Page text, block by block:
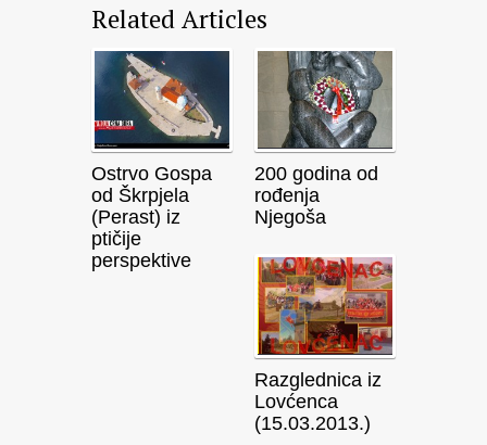
Related Articles
Ostrvo Gospa
od Škrpjela
(Perast) iz
ptičije
perspektive
200 godina od
rođenja
Njegoša
Razglednica iz
Lovćenca
(15.03.2013.)